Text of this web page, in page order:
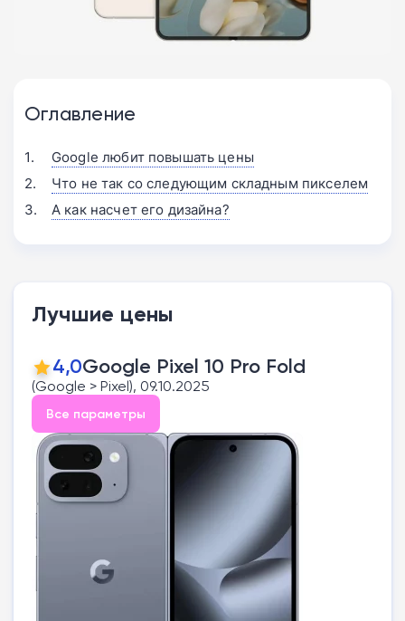
Оглавление
Google любит повышать цены
Что не так со следующим складным пикселем
А как насчет его дизайна?
Лучшие цены
4,0Google Pixel 10 Pro Fold
(Google > Pixel), 09.10.2025
Все параметры